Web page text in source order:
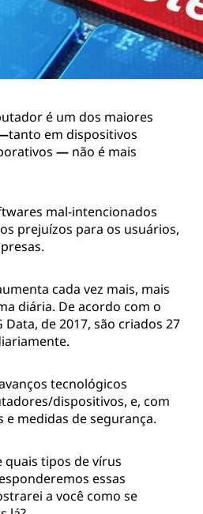
é um dos maiores
tanto em dispositivos
— não é mais
mal-intencionados
prejuízos para os usuários,
cada vez mais, mais
diária. De acordo com o
de 2017, são criados 27
tecnológicos
dispositivos, e, com
e medidas de segurança.
quais tipos de vírus
essas
a você como se